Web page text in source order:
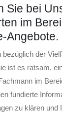
Sie bei
im
Angebote.
bezüglich der
ist es ratsam,
im
fundierte
zu klären und